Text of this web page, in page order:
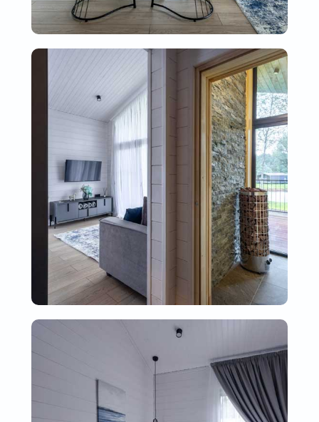
Информация на сайте не является
Согласие на обработку
Объект размещения прошел
ИП Рощин А. А.
2026 Бунин ручей